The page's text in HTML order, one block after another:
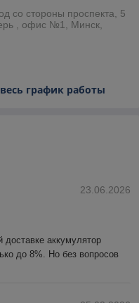
со стороны проспекта, 5
, офис №1, Минск,
график работы
23.06.2026
аккумулятор
до 8%. Но без вопросов